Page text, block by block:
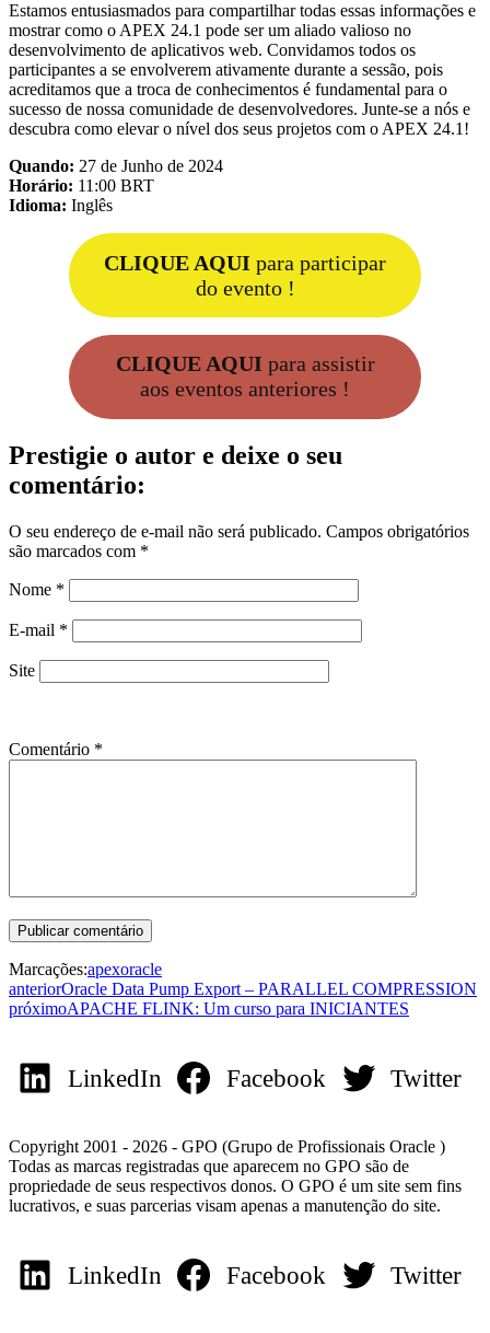
Estamos entusiasmados para compartilhar todas essas informações e
mostrar como o APEX 24.1 pode ser um aliado valioso no
desenvolvimento de aplicativos web. Convidamos todos os
participantes a se envolverem ativamente durante a sessão, pois
acreditamos que a troca de conhecimentos é fundamental para o
sucesso de nossa comunidade de desenvolvedores. Junte-se a nós e
descubra como elevar o nível dos seus projetos com o APEX 24.1!
Quando: 27 de Junho de 2024
Horário: 11:00 BRT
Idioma: Inglês
CLIQUE AQUI para participar
do evento !
CLIQUE AQUI para assistir
aos eventos anteriores !
Prestigie o autor e deixe o seu
comentário:
O seu endereço de e-mail não será publicado. Campos obrigatórios
são marcados com *
Nome *
E-mail *
Site
Comentário *
Marcações:apexoracle
anteriorOracle Data Pump Export – PARALLEL COMPRESSION
próximoAPACHE FLINK: Um curso para INICIANTES
LinkedIn Facebook Twitter
Copyright 2001 - 2026 - GPO (Grupo de Profissionais Oracle )
Todas as marcas registradas que aparecem no GPO são de
propriedade de seus respectivos donos. O GPO é um site sem fins
lucrativos, e suas parcerias visam apenas a manutenção do site.
LinkedIn Facebook Twitter